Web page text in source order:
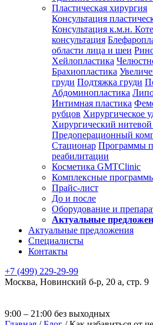
Пластическая хирургия
Консультация
Консультация к.м.н.
консультация
области лица и шеи
Хейлопластика
Брахиопластика
груди Подтяжка груди
Абдоминопластика
Интимная пластика
рубцов Хирургическое
Хирургический
Предоперационный
Стационар Программы
реабилитации
Косметика GMTClinic
Комплексные
Прайс-лист
До и после
Оборудование и
Актуальные
Актуальные предложения
Специалисты
Контакты
+7 (499) 229-29-99
Москва, Новинский б-р, 20 а, стр. 9
9:00 – 21:00 без выходных